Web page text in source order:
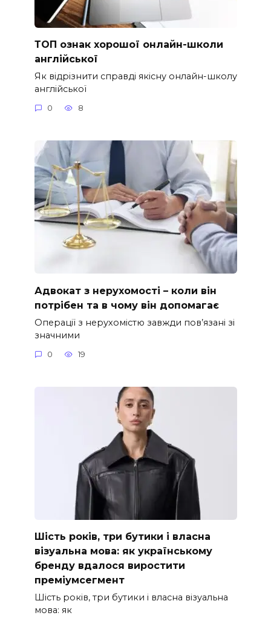
ТОП ознак хорошої онлайн-школи
англійської
Як відрізнити справді якісну онлайн-школу
англійської
0 8
Адвокат з нерухомості – коли він
потрібен та в чому він допомагає
Операції з нерухомістю завжди пов’язані зі
значними
0 19
Шість років, три бутики і власна
візуальна мова: як українському
бренду вдалося виростити
преміумсегмент
Шість років, три бутики і власна візуальна
мова: як